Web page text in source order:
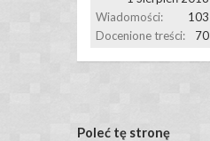
Wiadomości:
103
Docenione treści:
70
Poleć tę stronę